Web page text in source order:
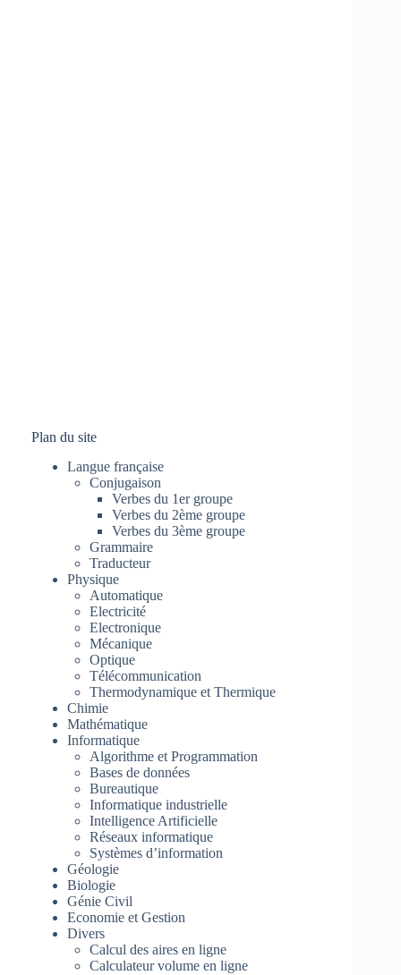
Plan du site
Langue française
Conjugaison
Verbes du 1er groupe
Verbes du 2ème groupe
Verbes du 3ème groupe
Grammaire
Traducteur
Physique
Automatique
Electricité
Electronique
Mécanique
Optique
Télécommunication
Thermodynamique et Thermique
Chimie
Mathématique
Informatique
Algorithme et Programmation
Bases de données
Bureautique
Informatique industrielle
Intelligence Artificielle
Réseaux informatique
Systèmes d’information
Géologie
Biologie
Génie Civil
Economie et Gestion
Divers
Calcul des aires en ligne
Calculateur volume en ligne